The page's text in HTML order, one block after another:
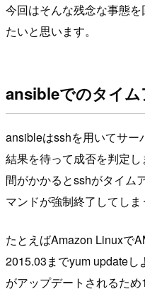
今回はそんな残念な事態
たいと思います。
ansibleでのタイム
ansibleはsshを用いてサー
結果を待って成否を判定
間がかかるとsshがタイム
マンドが強制終了してしま
たとえばAmazon Linuxで
2015.03までyum update
がアップデートされるた